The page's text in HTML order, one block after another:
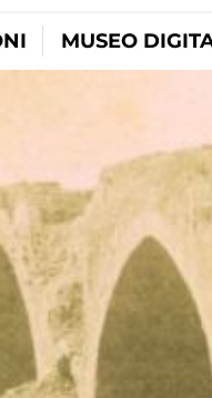
MUSEO